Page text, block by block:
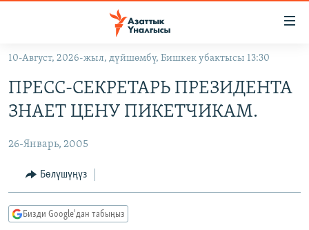
Навигацияга
өтүңүз
салыңыз
САЯСАТ
ЭКОНОМИКА
ДҮЙНӨ
БОРБОР АЗИЯ
УКРАИНА
АТАЙЫН ИЛИКТӨӨ
БҮГҮН АЗАТТЫКТА
ПОДКАСТ
10-Август, 2026-жыл, дүйшөмбү, Бишкек убактысы 13:30
ПРЕСС-СЕКРЕТАРЬ ПРЕЗИДЕНТА
ЗНАЕТ ЦЕНУ ПИКЕТЧИКАМ.
26-Январь, 2005
Бөлүшүңүз
Бизди Google'дан табыңыз